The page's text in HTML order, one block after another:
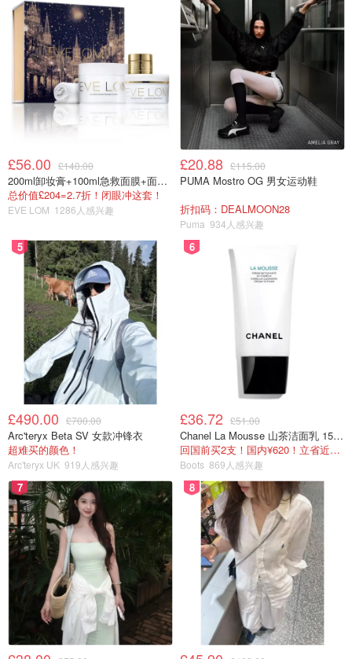
£56.00 £140.00
200ml卸妆膏+100ml急救面膜+面霜+洁颜布
总价值£204=2.7折！闭眼冲这套！
EVE LOM 1286人感兴趣
£20.88 £115.00
PUMA Mostro OG 男女运动鞋
折扣码：DEALMOON28
Puma 934人感兴趣
5
£490.00 £700.00
Arc'teryx Beta SV 女款冲锋衣
超难买的颜色！
Arc'teryx UK 919人感兴趣
6
£36.72 £51.00
Chanel La Mousse 山茶洁面乳 150ml
回国前买2支！国内¥620！立省近一半！
Boots 869人感兴趣
7 8